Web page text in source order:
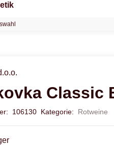
Classic
106130 Kategorie: Rotweine